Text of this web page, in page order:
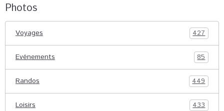
Photos
Voyages 427
Evénements 85
Randos 449
Loisirs 433